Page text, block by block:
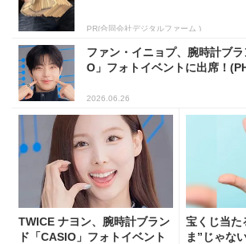
PR(合同会社デジタルファーム )
ファン・イニョプ、腕時計ブ
O」フォトイベントに出席！
2026.06.26
TWICE ナヨン、腕時計ブラン
ド「CASIO」フォトイベント
宝くじ当た
ま”じゃな